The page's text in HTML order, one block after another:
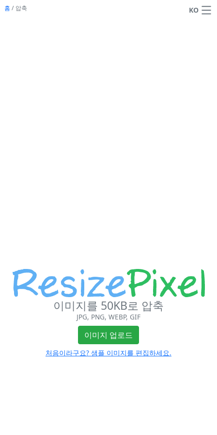
홈 / 압축 KO
이미지를 50KB로 압축
JPG, PNG, WEBP, GIF
이미지 업로드
처음이라구요? 샘플 이미지를 편집하세요.